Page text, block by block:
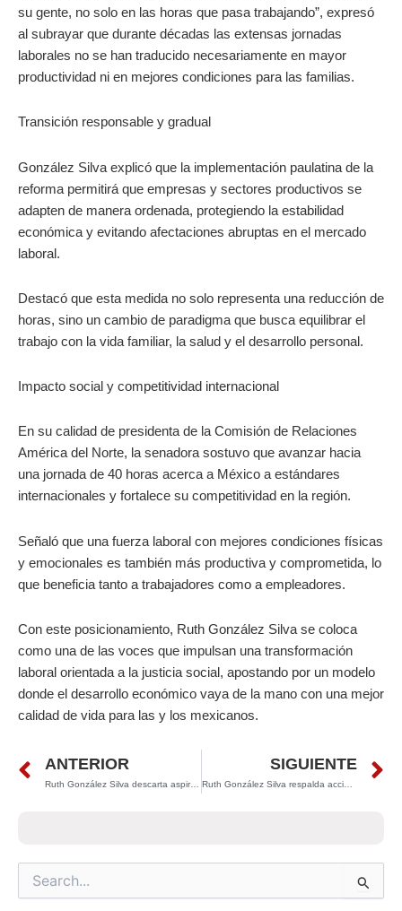
su gente, no solo en las horas que pasa trabajando”, expresó
al subrayar que durante décadas las extensas jornadas
laborales no se han traducido necesariamente en mayor
productividad ni en mejores condiciones para las familias.
Transición responsable y gradual
González Silva explicó que la implementación paulatina de la
reforma permitirá que empresas y sectores productivos se
adapten de manera ordenada, protegiendo la estabilidad
económica y evitando afectaciones abruptas en el mercado
laboral.
Destacó que esta medida no solo representa una reducción de
horas, sino un cambio de paradigma que busca equilibrar el
trabajo con la vida familiar, la salud y el desarrollo personal.
Impacto social y competitividad internacional
En su calidad de presidenta de la Comisión de Relaciones
América del Norte, la senadora sostuvo que avanzar hacia
una jornada de 40 horas acerca a México a estándares
internacionales y fortalece su competitividad en la región.
Señaló que una fuerza laboral con mejores condiciones físicas
y emocionales es también más productiva y comprometida, lo
que beneficia tanto a trabajadores como a empleadores.
Con este posicionamiento, Ruth González Silva se coloca
como una de las voces que impulsan una transformación
laboral orientada a la justicia social, apostando por un modelo
donde el desarrollo económico vaya de la mano con una mejor
calidad de vida para las y los mexicanos.
Prev
ANTERIOR
Ruth González Silva descarta aspiraciones electorales y reafirma compromiso con las nuevas generaciones desde el Senado
SIGUIENTE
Ruth González Silva respalda acciones que fortalecen la seguridad vial en colonias de San Luis Potosí
Search
for: